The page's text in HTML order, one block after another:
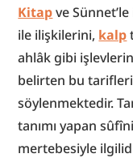
Kitap ve
ile ilişkilerini, kalp
ahlâk gibi
belirten bu
söylenmektedir.
tanımı yapan
mertebesiyle